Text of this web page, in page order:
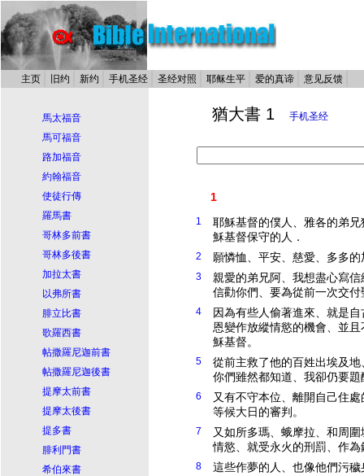
主页 旧约 新约 手机圣经 圣经对照 耶稣生平 爱的真谛 意见反馈
馬太福音
馬可福音
路加福音
約翰福音
使徒行傳
羅馬書
哥林多前書
哥林多後書
加拉太書
以弗所書
腓立比書
歌羅西書
帖撒羅尼迦前書
帖撒羅尼迦後書
提摩太前書
提摩太後書
提多書
腓利門書
希伯來書
猶大書 1 手机圣经
1
1 耶穌基督的僕人、雅各的弟
穌基督保守的人．
2 願憐恤、平安、慈愛、多多
3
親愛的弟兄阿、我想盡心寫
信勸你們、要為從前一次交
4
因為有些人偷著進來、就是
恩變作放縱情慾的機會、並
穌基督。
5
從前主救了他的百姓出埃及
你們雖然都知道、我卻仍要題
6
又有不守本位、離開自己住
等候大日的審判。
7
又如所多瑪、蛾摩拉、和周
情慾、就受永火的刑罰、作為
8 這些作夢的人、也像他們污